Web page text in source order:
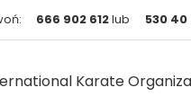
666 902 612lub 530 40